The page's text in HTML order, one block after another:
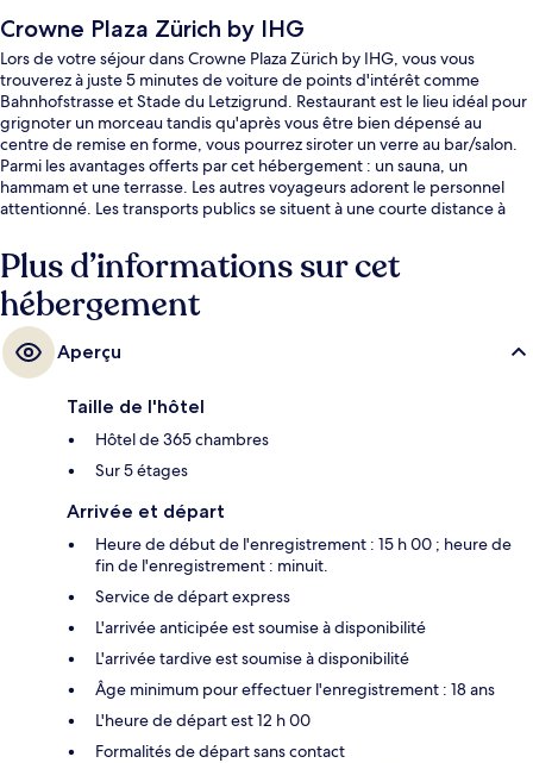
Crowne Plaza Zürich by IHG
Lors de votre séjour dans Crowne Plaza Zürich by IHG, vous vous
trouverez à juste 5 minutes de voiture de points d'intérêt comme
Bahnhofstrasse et Stade du Letzigrund. Restaurant est le lieu idéal pour
grignoter un morceau tandis qu'après vous être bien dépensé au
centre de remise en forme, vous pourrez siroter un verre au bar/salon.
Parmi les avantages offerts par cet hébergement : un sauna, un
hammam et une terrasse. Les autres voyageurs adorent le personnel
attentionné. Les transports publics se situent à une courte distance à
Albisriederplatz, à 5 min.
Plus d’informations sur cet
hébergement
Aperçu
Taille de l'hôtel
Hôtel de 365 chambres
Sur 5 étages
Arrivée et départ
Heure de début de l'enregistrement : 15 h 00 ; heure de
fin de l'enregistrement : minuit.
Service de départ express
L'arrivée anticipée est soumise à disponibilité
L'arrivée tardive est soumise à disponibilité
Âge minimum pour effectuer l'enregistrement : 18 ans
L'heure de départ est 12 h 00
Formalités de départ sans contact